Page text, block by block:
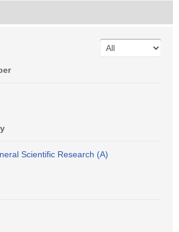
Scientific Research (A)